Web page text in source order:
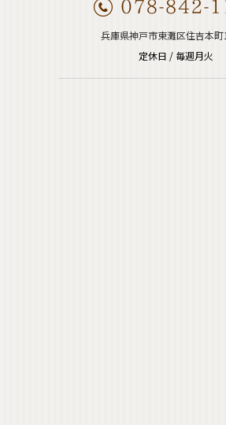
兵庫県神戸市東灘区住吉本町
定休日 / 毎週月火